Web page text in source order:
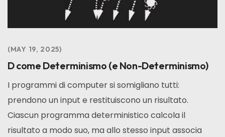
MAY 19, 2025
D come Determinismo (e Non-Determinismo)
I programmi di computer si somigliano tutti:
prendono un input e restituiscono un risultato.
Ciascun programma deterministico calcola il
risultato a modo suo, ma allo stesso input associa